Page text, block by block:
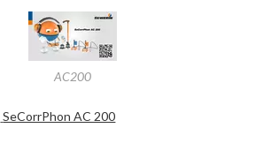
AC200
SeCorrPhon AC 200